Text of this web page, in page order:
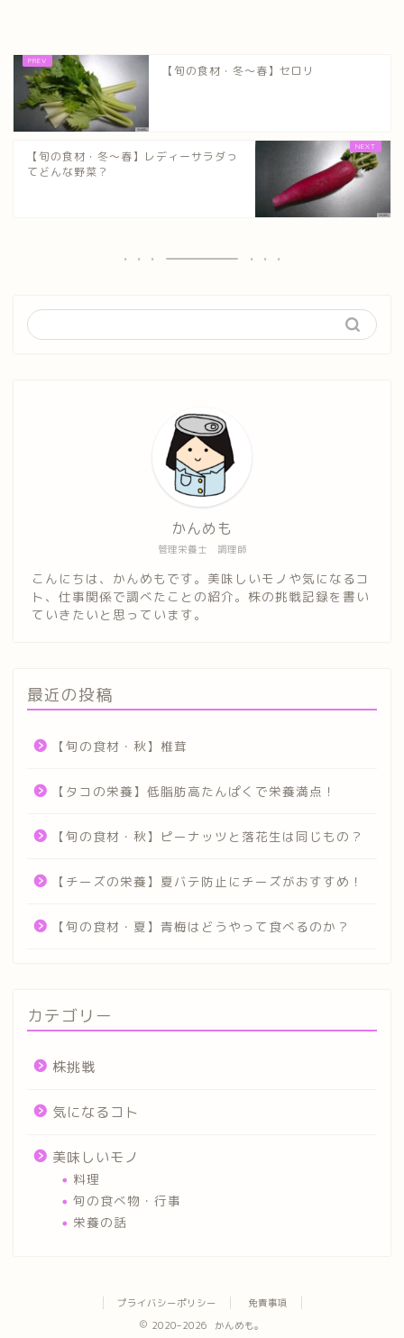
【旬の食材・冬～春】セロリ
【旬の食材・冬～春】レディーサラダっ
てどんな野菜？
管理栄養士 調理師
かんめも
こんにちは、かんめもです。美味しいモノや気になるコ
ト、仕事関係で調べたことの紹介。株の挑戦記録を書い
ていきたいと思っています。
最近の投稿
【旬の食材・秋】椎茸
【タコの栄養】低脂肪高たんぱくで栄養満点！
【旬の食材・秋】ピーナッツと落花生は同じもの？
【チーズの栄養】夏バテ防止にチーズがおすすめ！
【旬の食材・夏】青梅はどうやって食べるのか？
カテゴリー
株挑戦
気になるコト
美味しいモノ
料理
旬の食べ物・行事
栄養の話
プライバシーポリシー
免責事項
2020–2026 かんめも。